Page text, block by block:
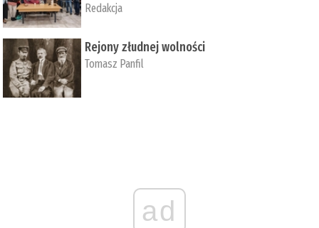
Redakcja
Rejony złudnej wolności
Tomasz Panfil
ad